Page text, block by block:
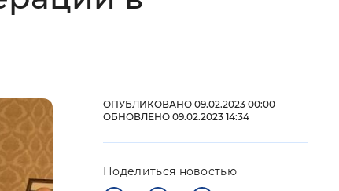
ОПУБЛИКОВАНО 09.02.2023 00:00
ОБНОВЛЕНО 09.02.2023 14:34
Поделиться новостью